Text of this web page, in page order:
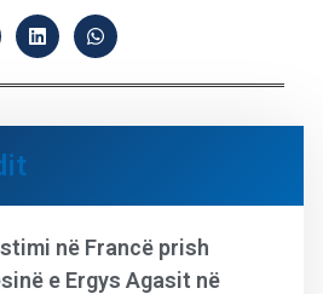
në Francë prish
e Ergys Agasit në